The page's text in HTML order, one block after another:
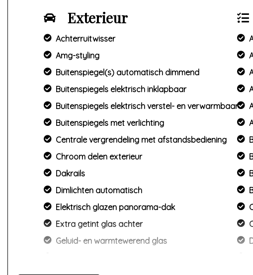
Exterieur
Achterruitwisser
Amg-styling
Buitenspiegel(s) automatisch dimmend
Buitenspiegels elektrisch inklapbaar
Buitenspiegels elektrisch verstel- en verwarmbaar
Buitenspiegels met verlichting
Centrale vergrendeling met afstandsbediening
Chroom delen exterieur
Dakrails
Dimlichten automatisch
Elektrisch glazen panorama-dak
Extra getint glas achter
Geluid- en warmtewerend glas